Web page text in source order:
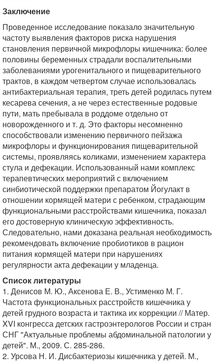
Заключение
Проведенное исследование показало значительную
частоту выявления факторов риска нарушения
становления первичной микрофлоры кишечника: более
половины беременных страдали воспалительными
заболеваниями урогенитального и пищеварительного
трактов, в каждом четвертом случае использовалась
антибактериальная терапия, треть детей родилась путем
кесарева сечения, а не через естественные родовые
пути, мать пребывала в роддоме отдельно от
новорожденного и т. д. Это факторы несомненно
способствовали изменению первичного пейзажа
микрофлоры и функционирования пищеварительной
системы, проявляясь коликами, изменением характера
стула и дефекации. Использованный нами комплекс
терапевтических мероприятий с включением
синбиотической поддержки препаратом Йогулакт в
отношении кормящей матери с ребенком, страдающим
функциональными расстройствами кишечника, показал
его достоверную клиническую эффективность.
Следовательно, нами доказана реальная необходимость
рекомендовать включение пробиотиков в рацион
питания кормящей матери при нарушениях
регулярности акта дефекации у младенца.
Список литературы
1. Денисов М. Ю., Аксенова Е. В., Устименко М. Г.
Частота функциональных расстройств кишечника у
детей грудного возраста и тактика их коррекции // Матер.
XVI конгресса детских гастроэнтерологов России и стран
СНГ "Актуальные проблемы абдоминальной патологии у
детей". М., 2009. С. 285-286.
2. Урсова Н. И. Дисбактериозы кишечника у детей. М.,